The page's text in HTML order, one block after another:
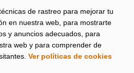
de rastreo para mejorar tu
en nuestra web, para mostrarte
y anuncios adecuados, para
web y para comprender de
Ver políticas de cookies
Empleo
Aviso legal